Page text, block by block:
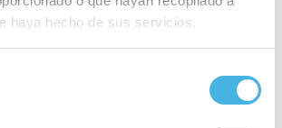
haya hecho de sus servicios.
Compartir: